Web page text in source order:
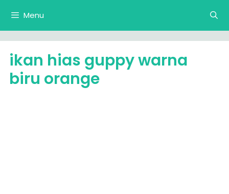
isi
Menu
ikan hias guppy warna
biru orange